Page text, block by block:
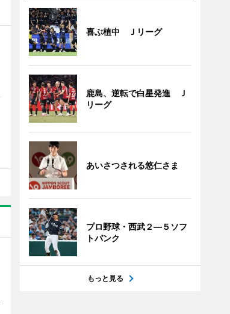
喜ぶ植中 Ｊリーグ
鹿島、逆転で白星発進 Ｊ
リーグ
あいさつされる悠仁さま
プロ野球・西武２―５ソフ
トバンク
もっと見る